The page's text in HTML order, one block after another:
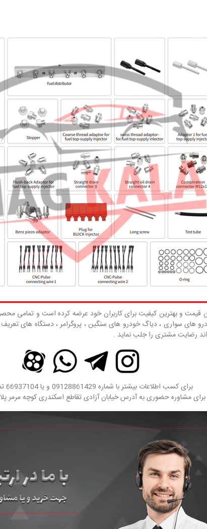
قیمت و بهترین کیفیت برای کاربران خود عرضه کرده است و تمامی
های سواری ، دیاگ خودرو های سنگین ، پروگرامر ، دستگاه های
رضایت مشتری را جلب نماید .
برای کسب اطلاعات بیشتر با شماره 09128861429 و یا 66937104 تماس بگیرید
مشاوره حضوری به آدرس خیابان آزادی تقاطع اسکندری کوچه مرمر پلاک 7 واحد 1 مراجعه